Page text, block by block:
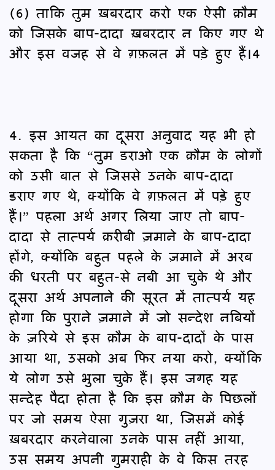
(6) ताकि तुम ख़बरदार करो एक ऐसी क़ौम
को जिसके बाप-दादा ख़बरदार न किए गए थे
और इस वजह से वे ग़फ़लत में पड़े हुए हैं।4
4. इस आयत का दूसरा अनुवाद यह भी हो
सकता है कि “तुम डराओ एक क़ौम के लोगों
को उसी बात से जिससे उनके बाप-दादा
डराए गए थे, क्योंकि वे ग़फ़लत में पड़े हुए
हैं।” पहला अर्थ अगर लिया जाए तो बाप-
दादा से तात्पर्य क़रीबी ज़माने के बाप-दादा
होंगे, क्योंकि बहुत पहले के ज़माने में अरब
की धरती पर बहुत-से नबी आ चुके थे और
दूसरा अर्थ अपनाने की सूरत में तात्पर्य यह
होगा कि पुराने ज़माने में जो सन्देश नबियों
के ज़रिये से इस क़ौम के बाप-दादों के पास
आया था, उसको अब फिर नया करो, क्योंकि
ये लोग उसे भुला चुके हैं। इस जगह यह
सन्देह पैदा होता है कि इस क़ौम के पिछलों
पर जो समय ऐसा गुज़रा था, जिसमें कोई
ख़बरदार करनेवाला उनके पास नहीं आया,
उस समय अपनी गुमराही के वे किस तरह